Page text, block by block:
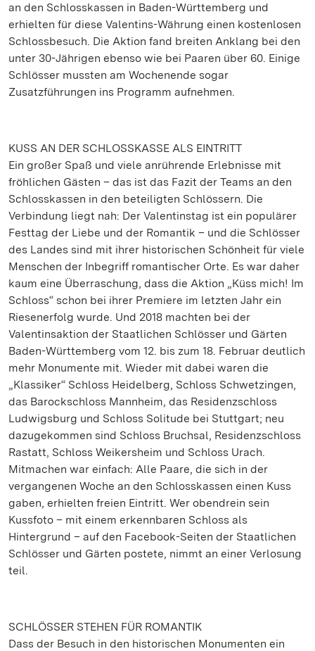
an den Schlosskassen in Baden-Württemberg und
erhielten für diese Valentins-Währung einen kostenlosen
Schlossbesuch. Die Aktion fand breiten Anklang bei den
unter 30-Jährigen ebenso wie bei Paaren über 60. Einige
Schlösser mussten am Wochenende sogar
Zusatzführungen ins Programm aufnehmen.
KUSS AN DER SCHLOSSKASSE ALS EINTRITT
Ein großer Spaß und viele anrührende Erlebnisse mit
fröhlichen Gästen – das ist das Fazit der Teams an den
Schlosskassen in den beteiligten Schlössern. Die
Verbindung liegt nah: Der Valentinstag ist ein populärer
Festtag der Liebe und der Romantik – und die Schlösser
des Landes sind mit ihrer historischen Schönheit für viele
Menschen der Inbegriff romantischer Orte. Es war daher
kaum eine Überraschung, dass die Aktion „Küss mich! Im
Schloss“ schon bei ihrer Premiere im letzten Jahr ein
Riesenerfolg wurde. Und 2018 machten bei der
Valentinsaktion der Staatlichen Schlösser und Gärten
Baden-Württemberg vom 12. bis zum 18. Februar deutlich
mehr Monumente mit. Wieder mit dabei waren die
„Klassiker“ Schloss Heidelberg, Schloss Schwetzingen,
das Barockschloss Mannheim, das Residenzschloss
Ludwigsburg und Schloss Solitude bei Stuttgart; neu
dazugekommen sind Schloss Bruchsal, Residenzschloss
Rastatt, Schloss Weikersheim und Schloss Urach.
Mitmachen war einfach: Alle Paare, die sich in der
vergangenen Woche an den Schlosskassen einen Kuss
gaben, erhielten freien Eintritt. Wer obendrein sein
Kussfoto – mit einem erkennbaren Schloss als
Hintergrund – auf den Facebook-Seiten der Staatlichen
Schlösser und Gärten postete, nimmt an einer Verlosung
teil.
SCHLÖSSER STEHEN FÜR ROMANTIK
Dass der Besuch in den historischen Monumenten ein